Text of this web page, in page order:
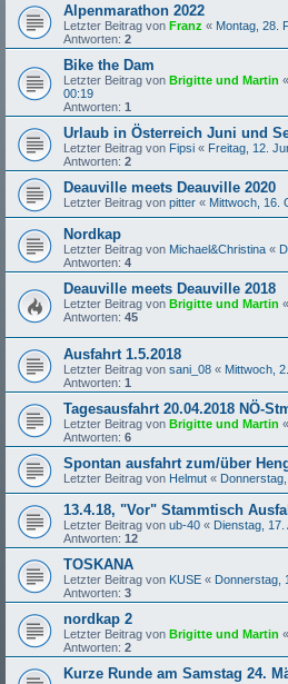
Alpenmarathon 2022
Letzter Beitrag von Franz « Montag, 28.
Antworten: 2
Bike the Dam
Letzter Beitrag von Brigitte und Martin «
00:19
Antworten: 1
Urlaub in Österreich Juni und
Letzter Beitrag von Fipsi « Freitag, 12.
Antworten: 2
Deauville meets Deauville 2020
Letzter Beitrag von pitter « Mittwoch, 16.
Nordkap
Letzter Beitrag von Michael&Christina «
Antworten: 4
Deauville meets Deauville 2018
Letzter Beitrag von Brigitte und Martin «
Antworten: 45
Ausfahrt 1.5.2018
Letzter Beitrag von sani_08 « Mittwoch,
Antworten: 1
Tagesausfahrt 20.04.2018 NÖ-
Letzter Beitrag von Brigitte und Martin «
Antworten: 6
Spontan ausfahrt zum/über
Letzter Beitrag von Helmut «
13.4.18, "Vor" Stammtisch
Letzter Beitrag von ub-40 « Dienstag, 17.
Antworten: 12
TOSKANA
Letzter Beitrag von KUSE « Donnerstag,
Antworten: 3
nordkap 2
Letzter Beitrag von Brigitte und Martin «
Antworten: 2
Kurze Runde am Samstag 24.